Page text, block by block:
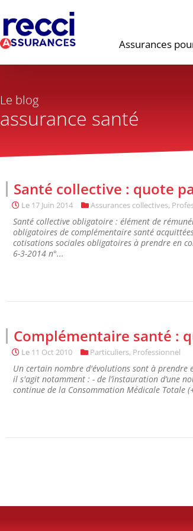
Assurances
Le blog
assurance santé
Santé collective : quote
Le 17 Juin 2014 Assurances collectives,
Santé collective obligatoire : élément de
obligatoires de complémentaire santé
cotisations sociales obligatoires à prendre en
6-3-2014 n°...
Complémentaire santé :
Le 11 Oct 2010 Particuliers, Professionnel
Un certain nombre d'évolutions sont à prendre
il s'agit notamment : - de l’instauration d’une
continue de la Consommation Médicale Totale